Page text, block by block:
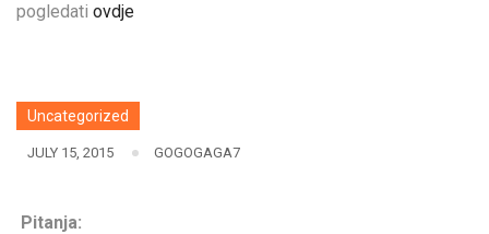
pogledati ovdje
Uncategorized
JULY 15, 2015 GOGOGAGA7
Pitanja: